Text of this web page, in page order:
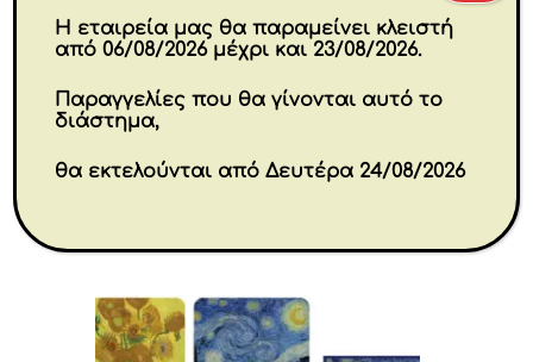
€157.80
Αγορά
Η εταιρεία μας θα παραμείνει κλειστή
από 06/08/2026 μέχρι και 23/08/2026.
Παραγγελίες που θα γίνονται αυτό το
διάστημα,
θα εκτελούνται από Δευτέρα 24/08/2026